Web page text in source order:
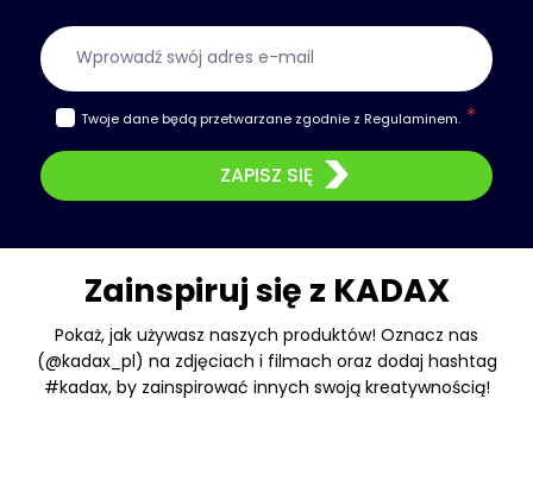
Twoje dane będą przetwarzane zgodnie z Regulaminem.
ZAPISZ SIĘ
Zainspiruj się z KADAX
Pokaż, jak używasz naszych produktów! Oznacz nas
(@kadax_pl) na zdjęciach i filmach oraz dodaj hashtag
#kadax, by zainspirować innych swoją kreatywnością!